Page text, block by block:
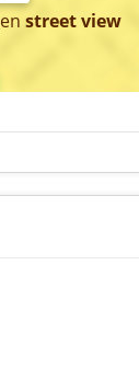
en street view